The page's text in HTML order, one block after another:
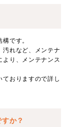
です。
汚れなど、メンテナ
より、メンテナンス
おりますので詳し
か？